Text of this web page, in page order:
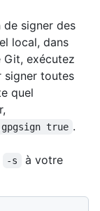
signer des
local, dans
Git, exécutez
signer toutes
quel
true .
-s
à votre